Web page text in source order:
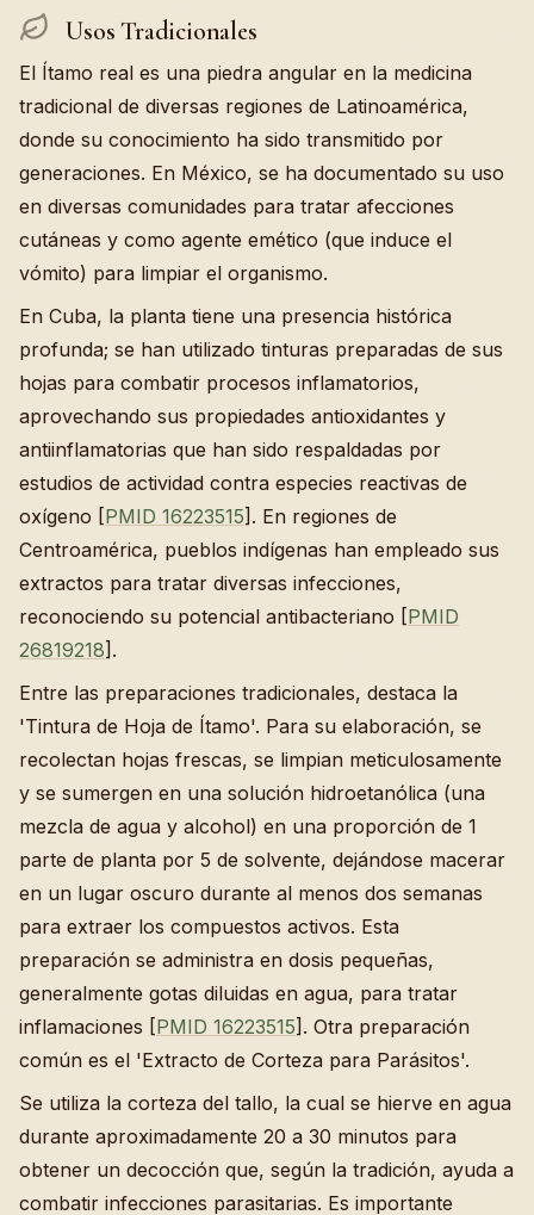
Usos Tradicionales
El Ítamo real es una piedra angular en la medicina
tradicional de diversas regiones de Latinoamérica,
donde su conocimiento ha sido transmitido por
generaciones. En México, se ha documentado su uso
en diversas comunidades para tratar afecciones
cutáneas y como agente emético (que induce el
vómito) para limpiar el organismo.
En Cuba, la planta tiene una presencia histórica
profunda; se han utilizado tinturas preparadas de sus
hojas para combatir procesos inflamatorios,
aprovechando sus propiedades antioxidantes y
antiinflamatorias que han sido respaldadas por
estudios de actividad contra especies reactivas de
oxígeno [PMID 16223515]. En regiones de
Centroamérica, pueblos indígenas han empleado sus
extractos para tratar diversas infecciones,
reconociendo su potencial antibacteriano [PMID
26819218].
Entre las preparaciones tradicionales, destaca la
'Tintura de Hoja de Ítamo'. Para su elaboración, se
recolectan hojas frescas, se limpian meticulosamente
y se sumergen en una solución hidroetanólica (una
mezcla de agua y alcohol) en una proporción de 1
parte de planta por 5 de solvente, dejándose macerar
en un lugar oscuro durante al menos dos semanas
para extraer los compuestos activos. Esta
preparación se administra en dosis pequeñas,
generalmente gotas diluidas en agua, para tratar
inflamaciones [PMID 16223515]. Otra preparación
común es el 'Extracto de Corteza para Parásitos'.
Se utiliza la corteza del tallo, la cual se hierve en agua
durante aproximadamente 20 a 30 minutos para
obtener un decocción que, según la tradición, ayuda a
combatir infecciones parasitarias. Es importante